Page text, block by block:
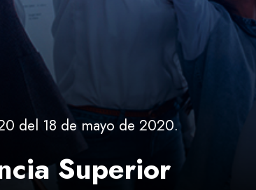
del 18 de mayo de 2020.
Superior